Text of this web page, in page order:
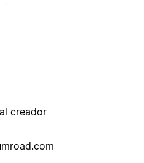
creador